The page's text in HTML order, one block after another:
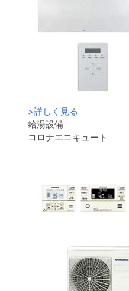
>詳しく見る
給湯設備
コロナエコキュート